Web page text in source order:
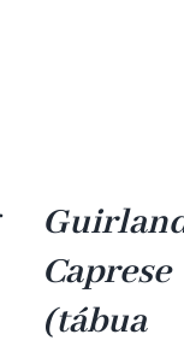
Caprese
(tábua